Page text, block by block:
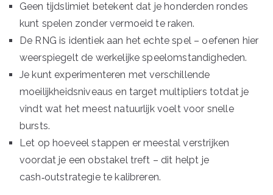
Geen tijdslimiet betekent dat je honderden rondes
kunt spelen zonder vermoeid te raken.
De RNG is identiek aan het echte spel – oefenen hier
weerspiegelt de werkelijke speelomstandigheden.
Je kunt experimenteren met verschillende
moeilijkheidsniveaus en target multipliers totdat je
vindt wat het meest natuurlijk voelt voor snelle
bursts.
Let op hoeveel stappen er meestal verstrijken
voordat je een obstakel treft – dit helpt je
cash‑outstrategie te kalibreren.